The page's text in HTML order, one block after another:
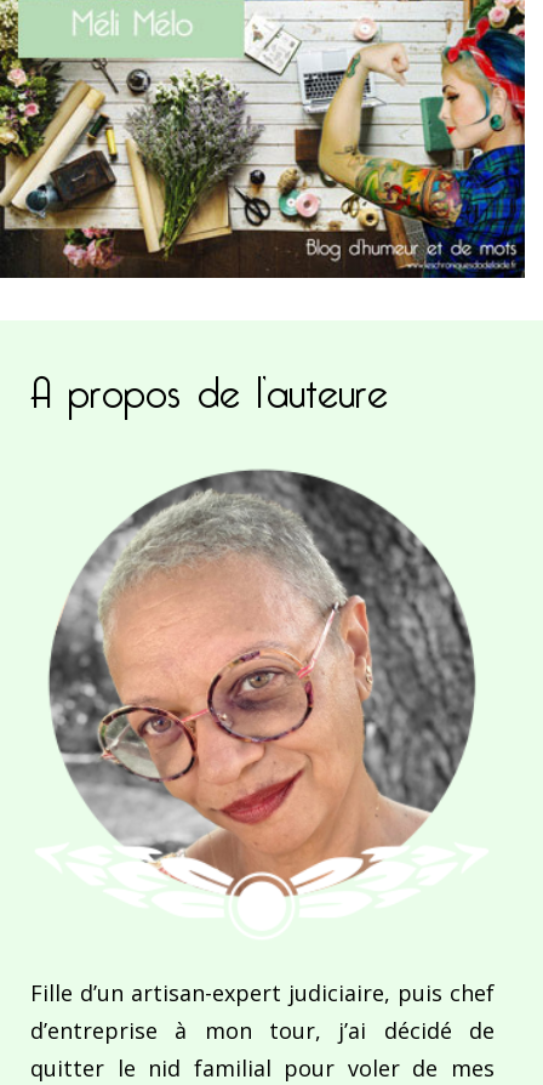
A propos de l’auteure
Fille d’un artisan-expert judiciaire, puis chef
d’entreprise à mon tour, j’ai décidé de
quitter le nid familial pour voler de mes